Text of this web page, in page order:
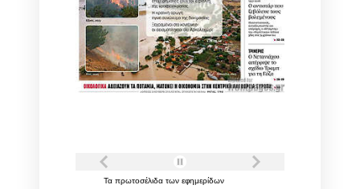
Τα πρωτοσέλιδα των εφημερίδων